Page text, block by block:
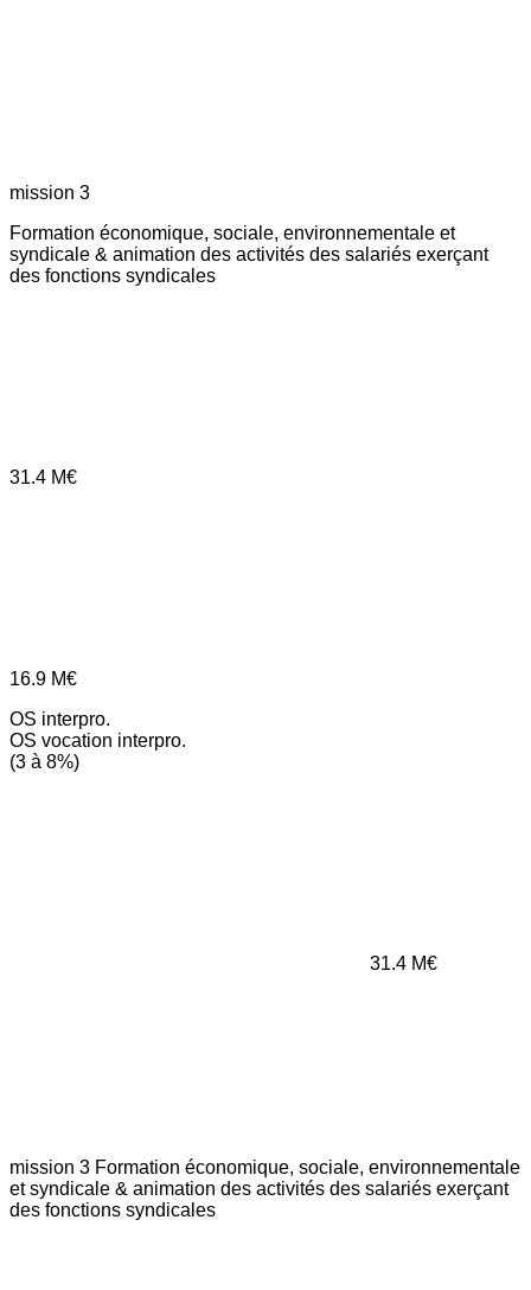
mission 3
Formation économique, sociale, environnementale et
syndicale & animation des activités des salariés exerçant
des fonctions syndicales
31.4 M€
16.9 M€
OS interpro.
OS vocation interpro.
(3 à 8%)
31.4 M€
mission 3 Formation économique, sociale, environnementale
et syndicale & animation des activités des salariés exerçant
des fonctions syndicales